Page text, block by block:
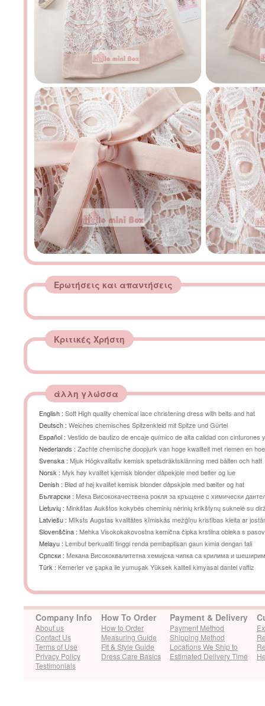
Ερωτήσεις και απαντήσεις
Κριτικές Χρήστη
άλλη γλώσσα
English : Soft High quality chemical lace christening dress with belts and hat
Deutsch : Weiches chemisches Spitzenkleid mit Spitze und Gürtel
Español : Vestido de bautizo de encaje químico de alta calidad con cinturones y
Nederlands : Zachte chemische doopjurk van hoge kwaliteit met riemen en
Svenska : Mjuk Högkvalitativ kemisk spetsdräktsklänning med bälten och hatt
Norsk : Myk høy kvalitet kjemisk blonder dåpekjole med belter og lue
Denish : Blød af høj kvalitet kemisk blonder dåpskjole med bælter og hat
Български : Мека Висококачествена рокля за кръщене с химически
колани и
Lietuvių : Minkštas Aukštos kokybės cheminių nėrinių krikštynų suknelė su
Latviešu : Mīksts Augstas kvalitātes ķīmiskās mežģīņu kristības kleita ar
Slovenščina : Mehka Visokokakovostna kemična čipka krstilna obleka s
Melayu : Lembut berkualiti tinggi renda pembaptisan gaun kimia dengan tali
Cрпски : Мекана Висококвалитетна хемијска чипка са крилима и
Türk : Kemerler ve şapka ile yumuşak Yüksek kaliteli kimyasal dantel vaftiz
Company Info
About us
Contact Us
Terms of Use
Privacy Policy
Testimonials
How To Order
How to Order
Measuring Guide
Fit & Style Guide
Dress Care Basics
Payment & Delivery
Payment Method
Shipping Method
Locations We Ship to
Estimated Delivery Time